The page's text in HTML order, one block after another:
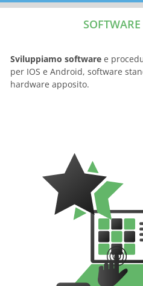
Sviluppiamo software e
per IOS e Android, software
hardware apposito.